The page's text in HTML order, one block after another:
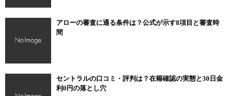
アローの審査に通る条件は？公式が示す8項目と審査時
間
セントラルの口コミ・評判は？在籍確認の実態と30日金
利0円の落とし穴